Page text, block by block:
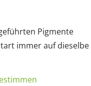
Pigmente
immer auf dieselbe